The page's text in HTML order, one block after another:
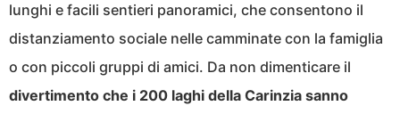
lunghi e facili sentieri panoramici, che consentono il
distanziamento sociale nelle camminate con la famiglia
o con piccoli gruppi di amici. Da non dimenticare il
divertimento che i 200 laghi della Carinzia sanno